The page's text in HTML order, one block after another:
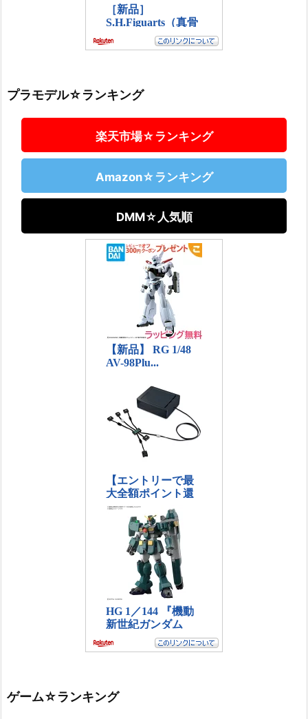
プラモデル☆ランキング
楽天市場☆ランキング
Amazon☆ランキング
DMM☆人気順
ゲーム☆ランキング